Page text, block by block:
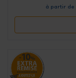
à partir de